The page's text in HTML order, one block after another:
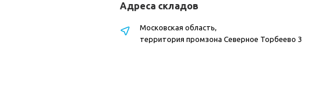
Адреса складов
Московская область,
территория промзона Северное Торбеево 3